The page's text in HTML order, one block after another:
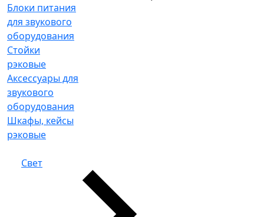
Блоки питания
для звукового
оборудования
Стойки
рэковые
Аксессуары для
звукового
оборудования
Шкафы, кейсы
рэковые
Свет